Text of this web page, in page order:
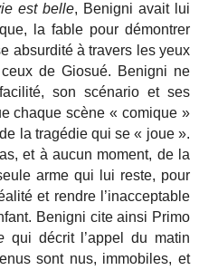
est belle, Benigni avait lui
la fable pour démontrer
absurdité à travers les yeux
de Giosué. Benigni ne
son scénario et ses
chaque scène « comique »
la tragédie qui se « joue ».
et à aucun moment, de la
arme qui lui reste, pour
et rendre l’inacceptable
Benigni cite ainsi Primo
qui décrit l’appel du matin
sont nus, immobiles, et